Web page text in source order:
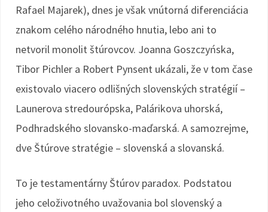
Rafael Majarek), dnes je však vnútorná diferenciácia
znakom celého národného hnutia, lebo ani to
netvoril monolit štúrovcov. Joanna Goszczyńska,
Tibor Pichler a Robert Pynsent ukázali, že v tom čase
existovalo viacero odlišných slovenských stratégií –
Launerova stredourópska, Palárikova uhorská,
Podhradského slovansko-maďarská. A samozrejme,
dve Štúrove stratégie – slovenská a slovanská.
To je testamentárny Štúrov paradox. Podstatou
jeho celoživotného uvažovania bol slovenský a